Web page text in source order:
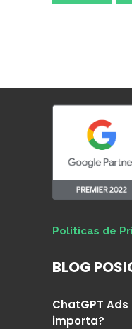
Políticas de
BLOG
ChatGPT
importa?